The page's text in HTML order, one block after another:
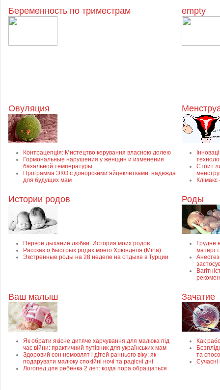
Беременность по триместрам empty
Овуляция
Контрацепція: Мистецтво керування власною долею
Гормональные нарушения у женщин и изменения
базальной температуры
Программа ЭКО с донорскими яйцеклетками: надежда
для будущих мам
Стоит
Истории родов
Первое дыхание любви: История моих родов
Рассказ о быстрых родах моего Хрюнделя (Mirta)
Экстренные роды на 28 неделе на отдыхе в Турции
Роды
Грудне
матері
Ваш малыш
Як обрати якісне дитяче харчування для малюка під
час війни: практичний путівник для українських мам
Здоровий сон немовлят і дітей раннього віку: як
подарувати малюку спокійні ночі та радісні дні
Логопед для ребенка 2 лет: когда пора обращаться
Зачатие
Как
та